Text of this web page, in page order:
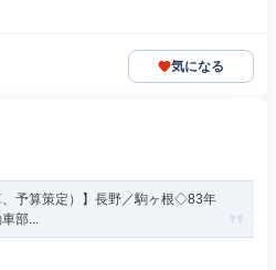
気になる
、予算策定）】長野／駒ヶ根◇83年
部...